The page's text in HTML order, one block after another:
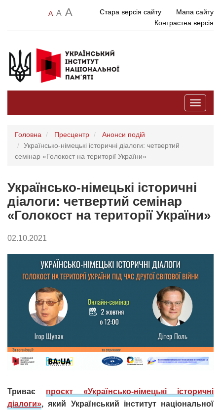
A A A Стара версія сайту
Мапа сайту
Контрастна версія
Toggle
Головна Пресцентр
Анонси подій
Українсько-німецькі історичні діалоги: четвертий
семінар «Голокост на території України»
Українсько-німецькі історичні
діалоги: четвертий семінар
«Голокост на території України»
02.10.2021
Триває проєкт «Українсько-німецькі історичні
діалоги», який
Український інститут національної